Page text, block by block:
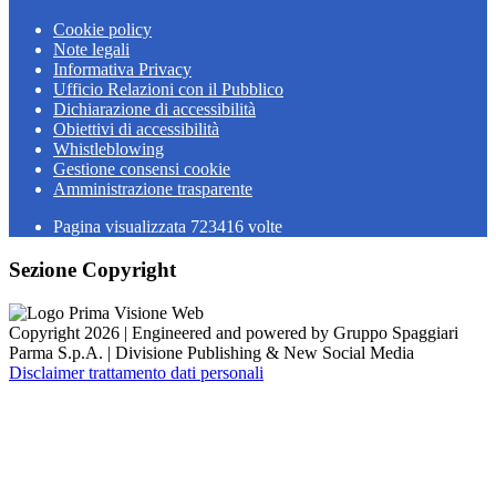
Cookie policy
Note legali
Informativa Privacy
Ufficio Relazioni con il Pubblico
Dichiarazione di accessibilità
Obiettivi di accessibilità
Whistleblowing
Gestione consensi cookie
Amministrazione trasparente
Pagina visualizzata 723416 volte
Sezione Copyright
Copyright 2026 | Engineered and powered by Gruppo Spaggiari
Parma S.p.A. | Divisione Publishing & New Social Media
Disclaimer trattamento dati personali